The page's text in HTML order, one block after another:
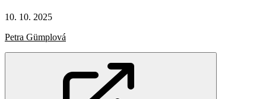
10. 10. 2025
Petra Gümplová